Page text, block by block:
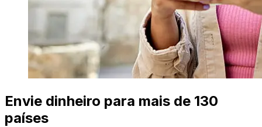
Envie dinheiro para mais de 130
países